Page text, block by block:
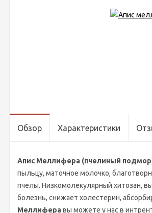
Обзор Характеристики
Апис Меллифера (пчелиный
пыльцу, маточное молочко,
пчелы. Низкомолекулярный хитозан,
болезнь, снижает холестерин,
Меллифера вы можете у нас в